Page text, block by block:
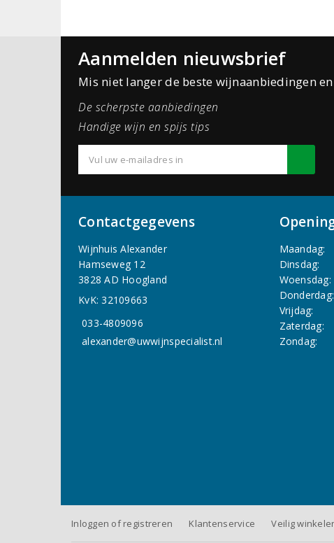
Aanmelden nieuwsbrief
Mis niet langer de beste wijnaanbiedingen
De scherpste aanbiedingen
Handige wijn en spijs tips
Contactgegevens
Wijnhuis Alexander
Hamseweg 12
3828 AD Hoogland
KvK: 32109663
033-4809096
alexander@uwwijnspecialist.nl
Maandag:
Dinsdag:
Woensdag:
Donderdag:
Vrijdag:
Zaterdag:
Zondag:
Inloggen of registreren Klantenservice Veilig